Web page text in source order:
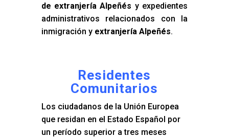
de extranjería Alpeñés y expedientes
administrativos relacionados con la
inmigración y extranjería Alpeñés.
Residentes
Comunitarios
Los ciudadanos de la Unión Europea
que residan en el Estado Español por
un período superior a tres meses